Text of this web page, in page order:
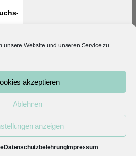
unsere Website und unseren Service zu
akzeptieren
Ablehnen
anzeigen
DatenschutzbelehrungImpressum
reserved.
Konto|AGB|Datenschutz